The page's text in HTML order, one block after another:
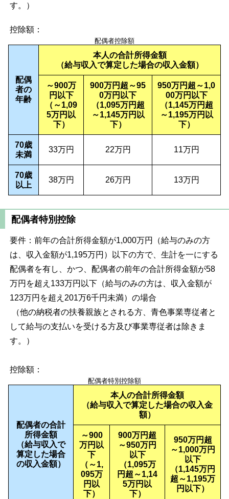
す。）
控除額：
配偶者控除額
配偶
者の
年齢
本人の合計所得金額
（給与収入で算定した場合の収入金額）
～900万
円以下
（～1,09
5万円以
下）
900万円超～95
0万円以下
（1,095万円超
～1,145万円以
下）
950万円超～1,0
00万円以下
（1,145万円超
～1,195万円以
下）
70歳
未満
33万円 22万円 11万円
70歳
以上
38万円 26万円 13万円
配偶者特別控除
要件：前年の合計所得金額が1,000万円（給与のみの方
は、収入金額が1,195万円）以下の方で、生計を一にする
配偶者を有し、かつ、配偶者の前年の合計所得金額が58
万円を超え133万円以下（給与のみの方は、収入金額が
123万円を超え201万6千円未満）の場合
（他の納税者の扶養親族とされる方、青色事業専従者と
して給与の支払いを受ける方及び事業専従者は除きま
す。）
控除額：
配偶者特別控除額
配偶者の合計
所得金額
（給与収入で
算定した場合
の収入金額）
本人の合計所得金額
（給与収入で算定した場合の収入金
額）
～900
万円以
下
（～1,
095万
円以
下）
900万円超
～950万円
以下
（1,095万
円超～1,14
5万円以
下）
950万円超
～1,000万円
以下
（1,145万円
超～1,195万
円以下）